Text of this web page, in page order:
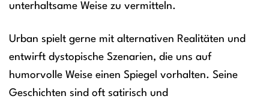
unterhaltsame Weise zu vermitteln.
Urban spielt gerne mit alternativen Realitäten und
entwirft dystopische Szenarien, die uns auf
humorvolle Weise einen Spiegel vorhalten. Seine
Geschichten sind oft satirisch und